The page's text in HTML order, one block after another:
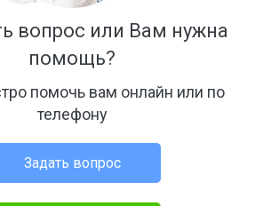
на первом этаже не жилое
тоже работают. Я писала жалобы в
переслал участковому, толку ноль
ещё? Как можно бороться с ними, у меня
6. Как нам быть, нету не каких сил,
тоже нету ответов.
вопрос или Вам нужна
помощь?
помочь вам онлайн или по
телефону
Задать вопрос